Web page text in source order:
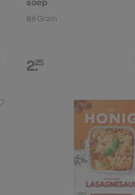
88 Gram
2.25